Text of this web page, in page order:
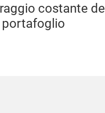
costante del
portafoglio